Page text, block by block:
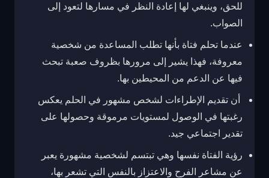
للحق، وينبغي لها إعادة النظر في مسارها لتعود إلى
الصواب.
عندما تحلم فتاة بأنها تطلب المساعدة من شخصية
معروفة، فهذا يشير إلى مرورها بظروف صعبة تبحث
فيها عن الدعم من المحيطين بها.
أن تقديم الإطراءات لشخص مشهور في الحلم يعكس
رغبتها في الوصول لمستويات مرموقة وحصولها على
تقدير اجتماعي جيد.
رؤية الفتاة نفسها وهي تبتسم لشخصية مشهورة يعبر
عن مشاعر الفرح والاعتزاز بالنفس التي تشعر بها،